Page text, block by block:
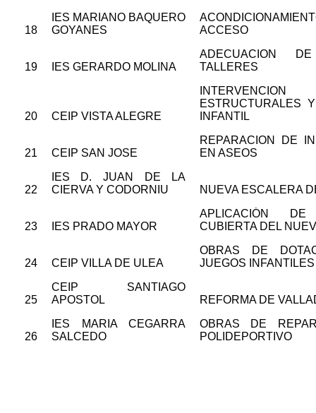
18
IES MARIANO BAQUERO
GOYANES
ACCESO
19 IES GERARDO MOLINA
ADECUACION
TALLERES
20 CEIP VISTA ALEGRE
ESTRUCTURALES
INFANTIL
21 CEIP SAN JOSE
REPARACION DE
EN ASEOS
22
IES D. JUAN DE LA
CIERVA Y CODORNIU
NUEVA ESCALERA
23 IES PRADO MAYOR
APLICACIÓN
CUBIERTA DEL
24 CEIP VILLA DE ULEA
OBRAS DE
JUEGOS INFANTILES
25
CEIP SANTIAGO
APOSTOL
REFORMA DE
26
IES MARIA CEGARRA
SALCEDO
OBRAS DE
POLIDEPORTIVO